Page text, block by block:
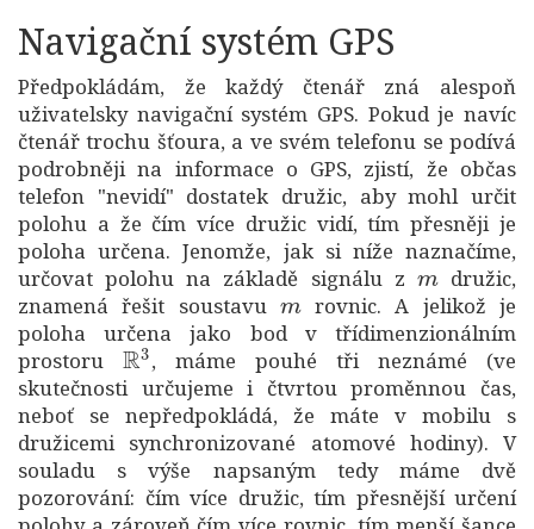
Navigační systém GPS
Předpokládám, že každý čtenář zná alespoň
uživatelsky navigační systém GPS. Pokud je navíc
čtenář trochu šťoura, a ve svém telefonu se podívá
podrobněji na informace o GPS, zjistí, že občas
telefon "nevidí" dostatek družic, aby mohl určit
polohu a že čím více družic vidí, tím přesněji je
poloha určena. Jenomže, jak si níže naznačíme,
určovat polohu na základě signálu z
m
družic,
znamená řešit soustavu
m
rovnic. A jelikož je
poloha určena jako bod v třídimenzionálním
prostoru
R3
, máme pouhé tři neznámé (ve
skutečnosti určujeme i čtvrtou proměnnou čas,
neboť se nepředpokládá, že máte v mobilu s
družicemi synchronizované atomové hodiny). V
souladu s výše napsaným tedy máme dvě
pozorování: čím více družic, tím přesnější určení